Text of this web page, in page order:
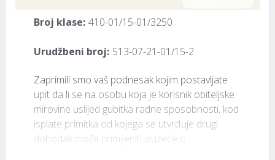
Broj klase: 410-01/15-01/3250
Urudžbeni broj: 513-07-21-01/15-2
​Zaprimili smo vaš podnesak kojim postavljate
upit da li se na osobu koja je korisnik obiteljske
mirovine uslijed gubitka radne sposobnosti, kod
isplate primitka od kojega se utvrđuje drugi
dohodak može primijeniti izuzeće o